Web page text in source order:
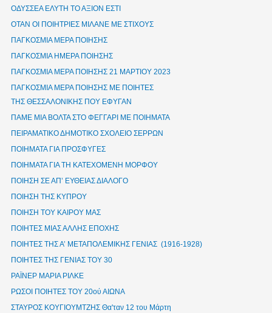
ΟΔΥΣΣΕΑ ΕΛΥΤΗ ΤΟ ΑΞΙΟΝ ΕΣΤΙ
ΟΤΑΝ ΟΙ ΠΟΙΗΤΡΙΕΣ ΜΙΛΑΝΕ ΜΕ ΣΤΙΧΟΥΣ
ΠΑΓΚΟΣΜΙΑ ΜΕΡΑ ΠΟΙΗΣΗΣ
ΠΑΓΚΟΣΜΙΑ ΗΜΕΡΑ ΠΟΙΗΣΗΣ
ΠΑΓΚΟΣΜΙΑ ΜΕΡΑ ΠΟΙΗΣΗΣ 21 ΜΑΡΤΙΟΥ 2023
ΠΑΓΚΟΣΜΙΑ ΜΕΡΑ ΠΟΙΗΣΗΣ ΜΕ ΠΟΙΗΤΕΣ
ΤΗΣ ΘΕΣΣΑΛΟΝΙΚΗΣ ΠΟΥ ΕΦΥΓΑΝ
ΠΑΜΕ ΜΙΑ ΒΟΛΤΑ ΣΤΟ ΦΕΓΓΑΡΙ ΜΕ ΠΟΙΗΜΑΤΑ
ΠΕΙΡΑΜΑΤΙΚΟ ΔΗΜΟΤΙΚΟ ΣΧΟΛΕΙΟ ΣΕΡΡΩΝ
ΠΟΙΗΜΑΤΑ ΓΙΑ ΠΡΟΣΦΥΓΕΣ
ΠΟΙΗΜΑΤΑ ΓΙΑ ΤΗ ΚΑΤΕΧΟΜΕΝΗ ΜΟΡΦΟΥ
ΠΟΙΗΣΗ ΣΕ ΑΠ’ ΕΥΘΕΙΑΣ ΔΙΑΛΟΓΟ
ΠΟΙΗΣΗ ΤΗΣ ΚΥΠΡΟΥ
ΠΟΙΗΣΗ ΤΟΥ ΚΑΙΡΟΥ ΜΑΣ
ΠΟΙΗΤΕΣ ΜΙΑΣ ΑΛΛΗΣ ΕΠΟΧΗΣ
ΠΟΙΗΤΕΣ ΤΗΣ Α’ ΜΕΤΑΠΟΛΕΜΙΚΗΣ ΓΕΝΙΑΣ (1916-1928)
ΠΟΙΗΤΕΣ ΤΗΣ ΓΕΝΙΑΣ ΤΟΥ 30
ΡΑΪΝΕΡ ΜΑΡΙΑ ΡΙΛΚΕ
ΡΩΣΟΙ ΠΟΙΗΤΕΣ ΤΟΥ 20ού ΑΙΩΝΑ
ΣΤΑΥΡΟΣ ΚΟΥΓΙΟΥΜΤΖΗΣ Θα'ταν 12 του Μάρτη